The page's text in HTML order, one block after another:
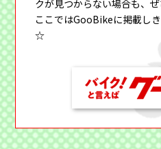
クが見つからない場合も、
ここではGooBikeに掲載し
☆